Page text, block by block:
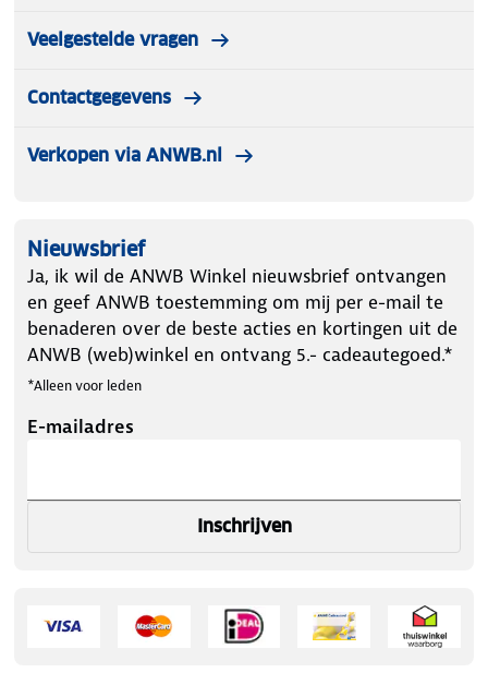
Veelgestelde vragen
Contactgegevens
Verkopen via ANWB.nl
Nieuwsbrief
Ja, ik wil de ANWB Winkel nieuwsbrief ontvangen
en geef ANWB toestemming om mij per e-mail te
benaderen over de beste acties en kortingen uit de
ANWB (web)winkel en ontvang 5.- cadeautegoed.*
*Alleen voor leden
E-mailadres
Inschrijven